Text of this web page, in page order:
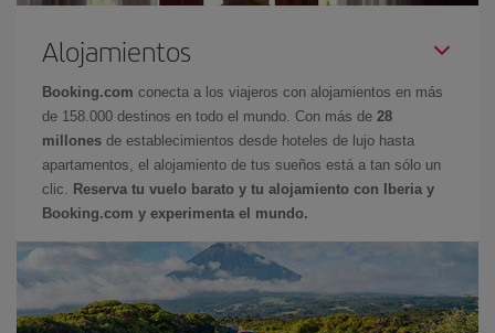
Alojamientos
Booking.com conecta a los viajeros con alojamientos en más
de 158.000 destinos en todo el mundo. Con más de 28
millones de establecimientos desde hoteles de lujo hasta
apartamentos, el alojamiento de tus sueños está a tan sólo un
clic. Reserva tu vuelo barato y tu alojamiento con Iberia y
Booking.com y experimenta el mundo.